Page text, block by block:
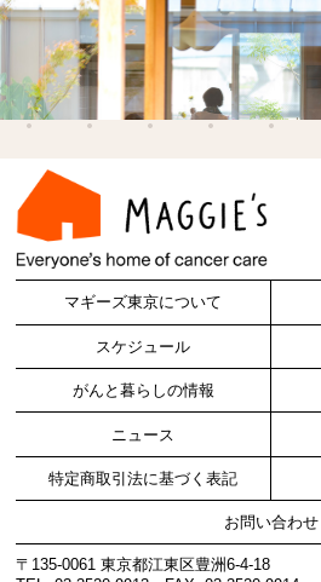
マギーズ東京について
スケジュール
がんと暮らしの情報
ニュース
特定商取引法に基づく表記
お問い合わせ
〒135-0061 東京都江東区豊洲6-4-18